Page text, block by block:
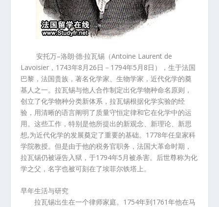
安托万–洛朗·德·拉瓦锡（Antoine Laurent de
Lavoisier ， 1743年8 月 26日－ 1794年5 月 8日），生于法国
巴黎，法国贵族，著名化学家、生物学家，近代化学的奠
基人之一。拉瓦锡与他人合作制定出化学物种命名原则，
创立了化学物种分类新体系，拉瓦锡根据化学实验的经
验，用清晰的语言阐明了质量守恒定律和它在化学中的运
用。这些工作，特别是他所提出的新观念、新理论、新思
想,为近代化学的发展奠定了重要的基础。 1778年任皇家科
学院教授。但是由于他的税务官职务，法国大革命时期，
拉瓦锡仍被诬告入狱，于1794年5 月被杀害。后世尊称为化
学之父，名字也被可刻在了埃菲尔铁塔上。
早年生活与研究
拉瓦锡出生在一个律师家庭。 1754年到1761年他在马